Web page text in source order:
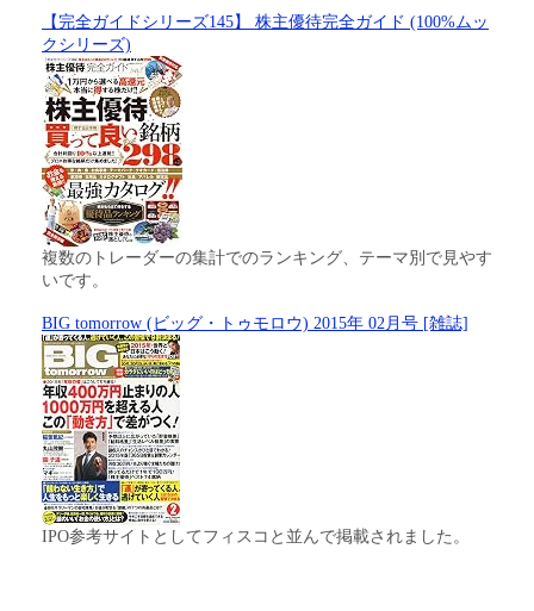
【完全ガイドシリーズ145】 株主優待完全ガイド (100%ムッ
クシリーズ)
複数のトレーダーの集計でのランキング、テーマ別で見やす
いです。
BIG tomorrow (ビッグ・トゥモロウ) 2015年 02月号 [雑誌]
IPO参考サイトとしてフィスコと並んで掲載されました。